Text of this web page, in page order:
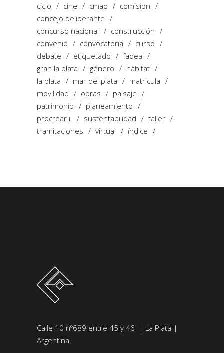
ciclo
cine cmao
comision
concejo deliberante
concurso nacional
construcción
convenio
convocatoria
curso
debate
etiquetado
fadea
gran la plata
género
hábitat
la plata
mar del plata
matricula
movilidad
obras
paisaje
patrimonio
planeamiento
procrear ii
sustentabilidad
taller
tramitaciones
virtual índice
Calle 10 nº689 entre 45 y 46 | La Plata |
Argentina